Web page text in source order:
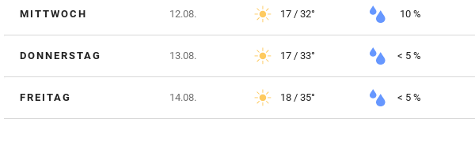
MITTWOCH 12.08. 17 / 32° 10 %
DONNERSTAG 13.08. 17 / 33° < 5 %
FREITAG 14.08. 18 / 35° < 5 %